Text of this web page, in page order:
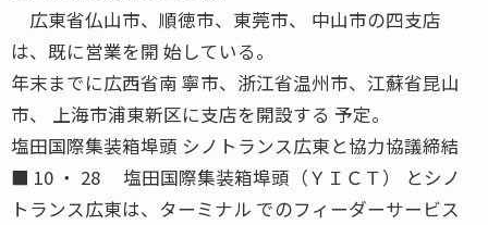
広東省仏山市、順徳市、東莞市、 中山市の四支店
は、既に営業を開 始している。
年末までに広西省南 寧市、浙江省温州市、江蘇省昆山
市、 上海市浦東新区に支店を開設する 予定。
塩田国際集装箱埠頭 シノトランス広東と協力協議締結
■ 10 ・ 28 塩田国際集装箱埠頭（ＹＩＣＴ） とシノ
トランス広東は、ターミナル でのフィーダーサービス